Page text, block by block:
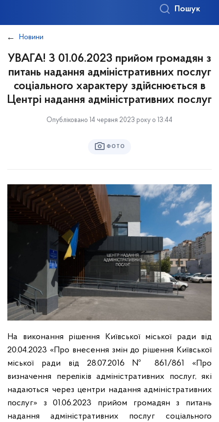
Пошук
Новини
УВАГА! З 01.06.2023 прийом громадян з
питань надання адміністративних послуг
соціального характеру здійснюється в
Центрі надання адміністративних послуг
Опубліковано 14 червня 2023 року о 13:44
ФОТО
На виконання рішення Київської міської ради від
20.04.2023 «Про внесення змін до рішення Київської
міської ради від 28.07.2016 № 861/861 «Про
визначення переліків адміністративних послуг, які
надаються через центри надання адміністративних
послуг» з 01.06.2023 прийом громадян з питань
надання адміністративних послуг соціального